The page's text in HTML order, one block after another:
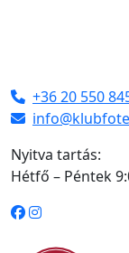
+36 20 550
Nyitva tartás:
Hétfő – Péntek